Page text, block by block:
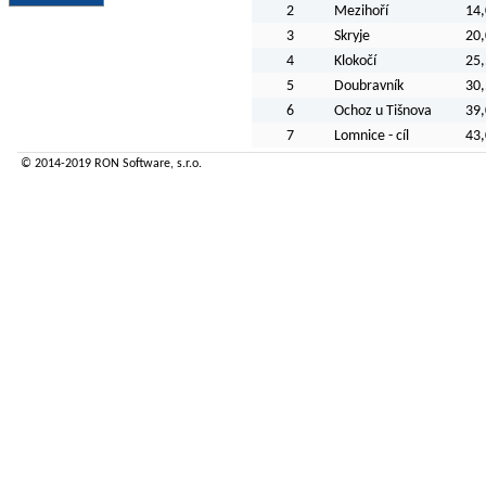
2
Mezihoří
3
Skryje
4
Klokočí
5
Doubravník
6
Ochoz u Tišnova
7
Lomnice - cíl
© 2014-2019 RON Software, s.r.o.